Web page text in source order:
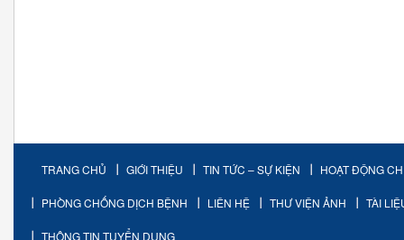
TRANG CHỦ GIỚI THIỆU TIN TỨC – SỰ KIỆN HOẠT ĐỘNG
PHÒNG CHỐNG DỊCH BỆNH LIÊN HỆ THƯ VIỆN ẢNH TÀI
THÔNG TIN TUYỂN DỤNG